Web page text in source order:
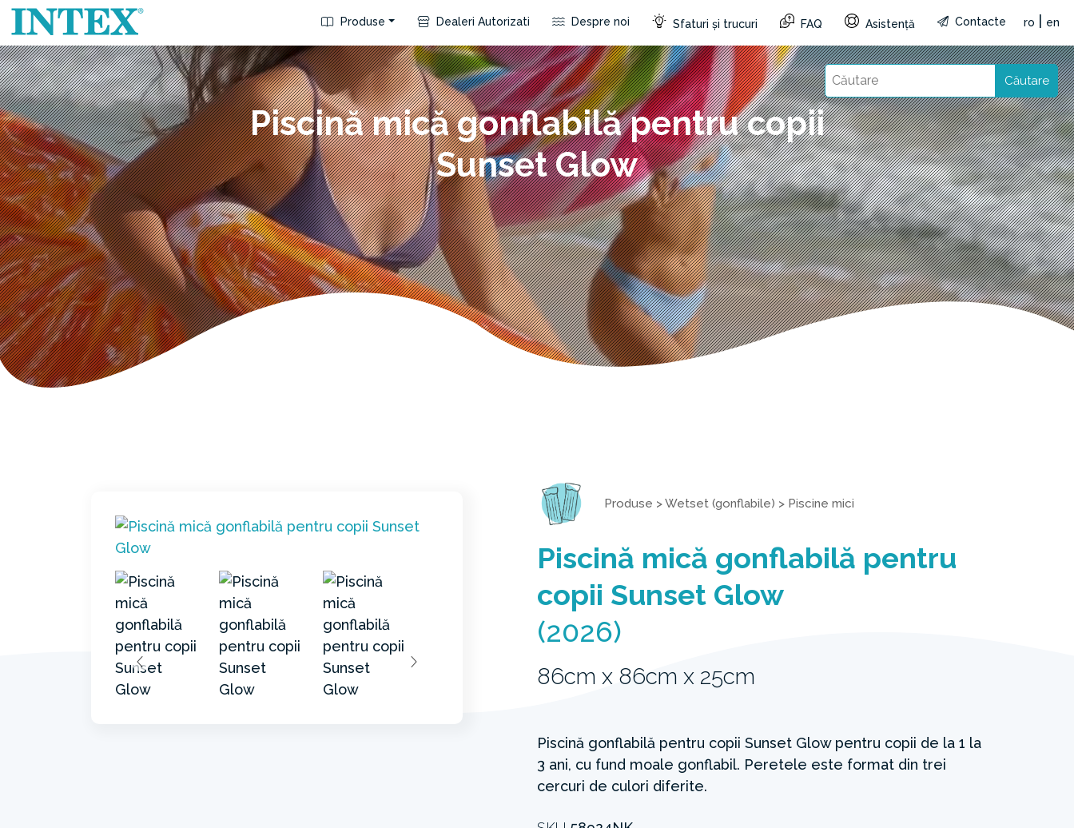
Produse Dealeri Autorizati Despre noi Sfaturi și trucuri FAQ Asistență Contacte ro en
Căutare
Piscină mică gonflabilă pentru copii
Sunset Glow
Produse >Wetset (gonflabile) > Piscine mici
Piscină mică gonflabilă pentru
copii Sunset Glow
(2026)
86cm x 86cm x 25cm
Piscină gonflabilă pentru copii Sunset Glow pentru copii de la 1 la
3 ani, cu fund moale gonflabil. Peretele este format din trei
cercuri de culori diferite.